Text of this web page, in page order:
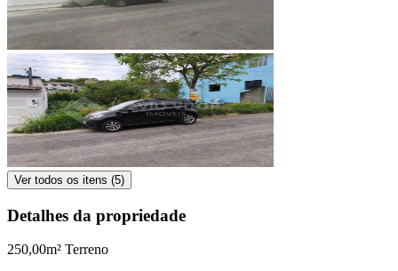
Ver todos os itens (5)
Detalhes da propriedade
250,00m² Terreno